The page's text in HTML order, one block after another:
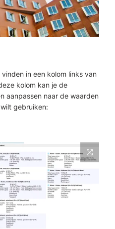
vinden in een kolom links van
eze kolom kan je de
aanpassen naar de waarden
gebruiken: